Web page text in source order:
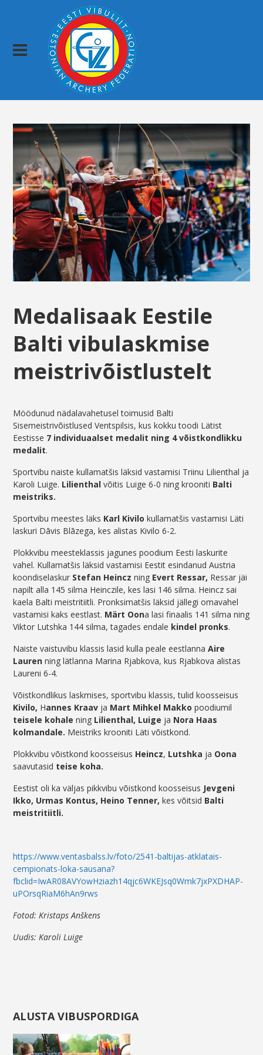
Medalisaak Eestile
Balti vibulaskmise
meistrivõistlustelt
Möödunud nädalavahetusel toimusid Balti
Sisemeistrivõistlused Ventspilsis, kus kokku toodi Lätist
Eestisse 7 individuaalset medalit ning 4 võistkondlikku
medalit.
Sportvibu naiste kullamatšis läksid vastamisi Triinu Lilienthal ja
Karoli Luige. Lilienthal võitis Luige 6-0 ning krooniti Balti
meistriks.
Sportvibu meestes läks Karl Kivilo kullamatšis vastamisi Läti
laskuri Dāvis Blāzega, kes alistas Kivilo 6-2.
Plokkvibu meesteklassis jagunes poodium Eesti laskurite
vahel. Kullamatšis läksid vastamisi Eestit esindanud Austria
koondiselaskur Stefan Heincz ning Evert Ressar, Ressar jäi
napilt alla 145 silma Heinczile, kes lasi 146 silma. Heincz sai
kaela Balti meistritiitli. Pronksimatšis läksid jällegi omavahel
vastamisi kaks eestlast. Märt Oona lasi finaalis 141 silma ning
Viktor Lutshka 144 silma, tagades endale kindel pronks.
Naiste vaistuvibu klassis lasid kulla peale eestlanna Aire
Lauren ning lätlanna Marina Rjabkova, kus Rjabkova alistas
Laureni 6-4.
Võistkondlikus laskmises, sportvibu klassis, tulid koosseisus
Kivilo, Hannes Kraav ja Mart Mihkel Makko poodiumil
teisele kohale ning Lilienthal, Luige ja Nora Haas
kolmandale. Meistriks krooniti Läti võistkond.
Plokkvibu võistkond koosseisus Heincz, Lutshka ja Oona
saavutasid teise koha.
Eestist oli ka väljas pikkvibu võistkond koosseisus Jevgeni
Ikko, Urmas Kontus, Heino Tenner, kes võitsid Balti
meistritiitli.
https://www.ventasbalss.lv/foto/2541-baltijas-atklatais-
cempionats-loka-sausana?
fbclid=IwAR08AVYowHziazh14qjc6WKEJsq0Wmk7jxPXDHAP-
uPOrsqRiaM6hAn9rws
Fotod: Kristaps Anškens
Uudis: Karoli Luige
ALUSTA VIBUSPORDIGA